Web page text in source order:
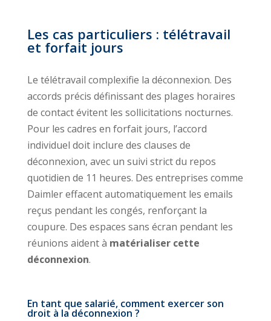
Les cas particuliers : télétravail
et forfait jours
Le télétravail complexifie la déconnexion. Des
accords précis définissant des plages horaires
de contact évitent les sollicitations nocturnes.
Pour les cadres en forfait jours, l’accord
individuel doit inclure des clauses de
déconnexion, avec un suivi strict du repos
quotidien de 11 heures. Des entreprises comme
Daimler effacent automatiquement les emails
reçus pendant les congés, renforçant la
coupure. Des espaces sans écran pendant les
réunions aident à matérialiser cette
déconnexion.
En tant que salarié, comment exercer son
droit à la déconnexion ?